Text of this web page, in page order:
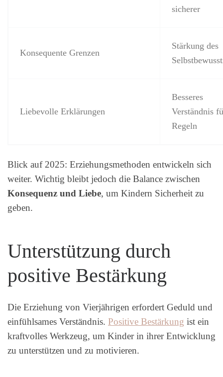
sicherer
Konsequente Grenzen
Stärkung des
Liebevolle Erklärungen
Besseres
Verständnis
Regeln
Blick auf 2025: Erziehungsmethoden entwickeln sich
weiter. Wichtig bleibt jedoch die Balance zwischen
Konsequenz und Liebe, um Kindern Sicherheit zu
geben.
Unterstützung durch
positive Bestärkung
Die Erziehung von Vierjährigen erfordert Geduld und
einfühlsames Verständnis. Positive Bestärkung ist ein
kraftvolles Werkzeug, um Kinder in ihrer Entwicklung
zu unterstützen und zu motivieren.